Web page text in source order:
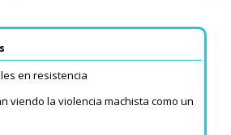
en resistencia
viendo la violencia machista como un